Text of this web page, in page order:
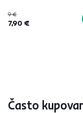
9 €
7,90 €
Často